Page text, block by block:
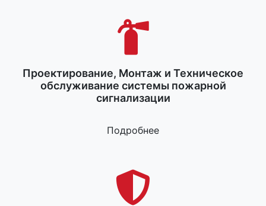
Проектирование, Монтаж и Техническое
обслуживание системы пожарной
сигнализации
Подробнее